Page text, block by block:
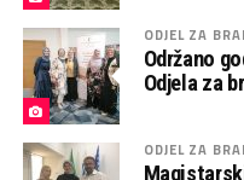
ODJEL ZA
Održano
Odjela za
ODJEL ZA